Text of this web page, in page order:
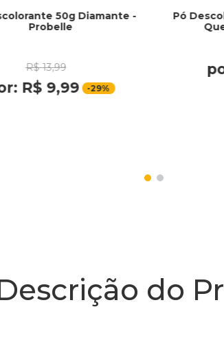
50g Diamante -
Probelle
R$ 13,99
R$ 9,99 -29%
Pó
do